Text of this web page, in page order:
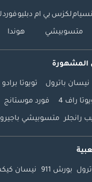
لكزس بي ام دبليوفورد
متسوبيشي هوندا
المشهورة
نيسان باترول تويوتا برادو
راف 4 فورد موستانج
رانجلر متسوبيشي باجيرو
بورش 911 نيسان